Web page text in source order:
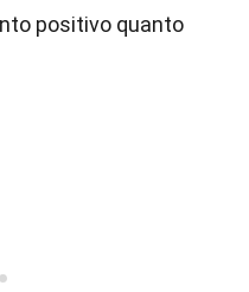
positivo quanto